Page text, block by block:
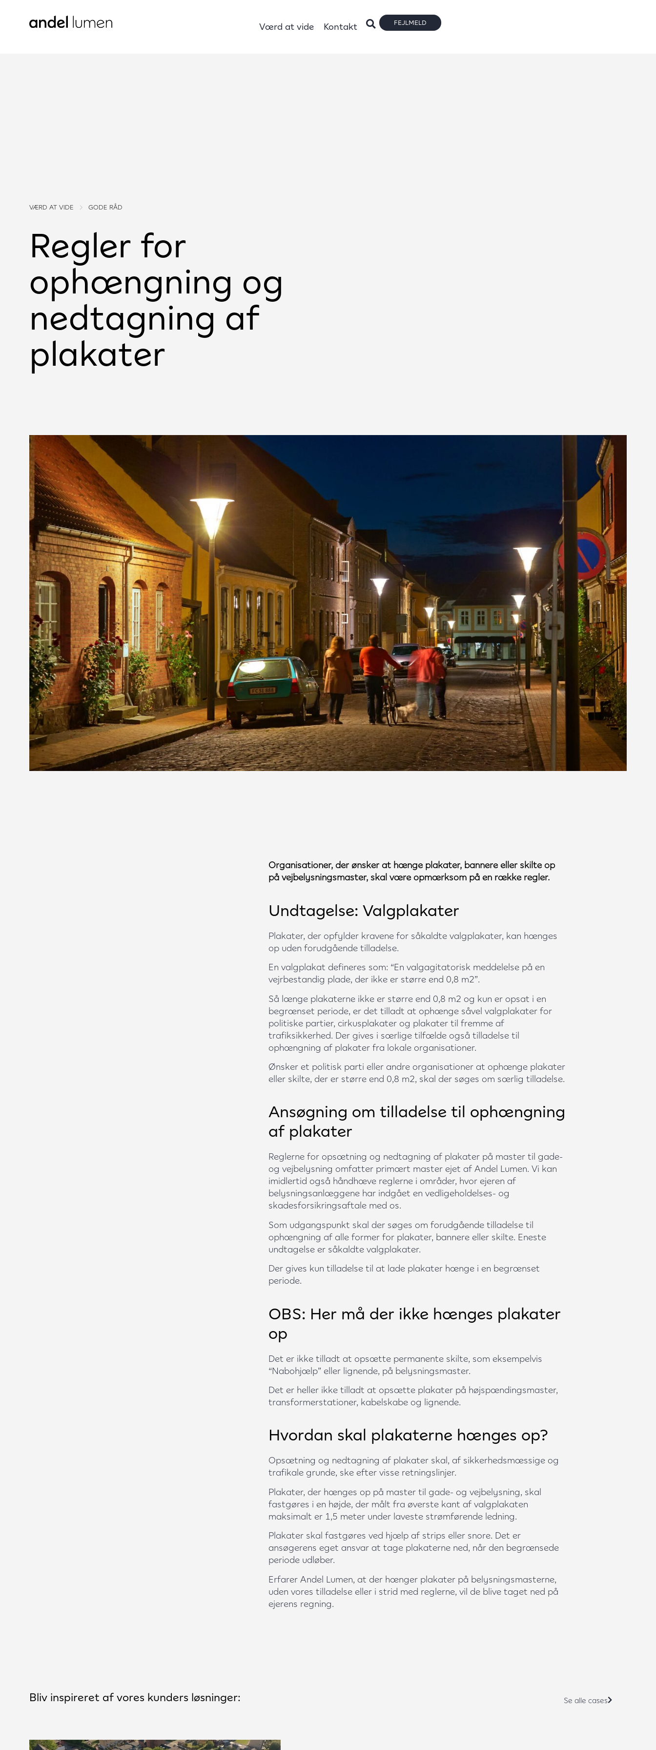
Værd at vide Kontakt FEJLMELD
VÆRD AT VIDE GODE RÅD
Regler for
ophængning og
nedtagning af
plakater
Organisationer, der ønsker at hænge plakater, bannere eller skilte op
på vejbelysningsmaster, skal være opmærksom på en række regler.
Undtagelse: Valgplakater
Plakater, der opfylder kravene for såkaldte valgplakater, kan hænges
op uden forudgående tilladelse.
En valgplakat defineres som: “En valgagitatorisk meddelelse på en
vejrbestandig plade, der ikke er større end 0,8 m2”.
Så længe plakaterne ikke er større end 0,8 m2 og kun er opsat i en
begrænset periode, er det tilladt at ophænge såvel valgplakater for
politiske partier, cirkusplakater og plakater til fremme af
trafiksikkerhed. Der gives i særlige tilfælde også tilladelse til
ophængning af plakater fra lokale organisationer.
Ønsker et politisk parti eller andre organisationer at ophænge plakater
eller skilte, der er større end 0,8 m2, skal der søges om særlig tilladelse.
Ansøgning om tilladelse til ophængning
af plakater
Reglerne for opsætning og nedtagning af plakater på master til gade-
og vejbelysning omfatter primært master ejet af Andel Lumen. Vi kan
imidlertid også håndhæve reglerne i områder, hvor ejeren af
belysningsanlæggene har indgået en vedligeholdelses- og
skadesforsikringsaftale med os.
Som udgangspunkt skal der søges om forudgående tilladelse til
ophængning af alle former for plakater, bannere eller skilte. Eneste
undtagelse er såkaldte valgplakater.
Der gives kun tilladelse til at lade plakater hænge i en begrænset
periode.
OBS: Her må der ikke hænges plakater
op
Det er ikke tilladt at opsætte permanente skilte, som eksempelvis
“Nabohjælp” eller lignende, på belysningsmaster.
Det er heller ikke tilladt at opsætte plakater på højspændingsmaster,
transformerstationer, kabelskabe og lignende.
Hvordan skal plakaterne hænges op?
Opsætning og nedtagning af plakater skal, af sikkerhedsmæssige og
trafikale grunde, ske efter visse retningslinjer.
Plakater, der hænges op på master til gade- og vejbelysning, skal
fastgøres i en højde, der målt fra øverste kant af valgplakaten
maksimalt er 1,5 meter under laveste strømførende ledning.
Plakater skal fastgøres ved hjælp af strips eller snore. Det er
ansøgerens eget ansvar at tage plakaterne ned, når den begrænsede
periode udløber.
Erfarer Andel Lumen, at der hænger plakater på belysningsmasterne,
uden vores tilladelse eller i strid med reglerne, vil de blive taget ned på
ejerens regning.
Bliv inspireret af vores kunders løsninger: Se alle cases